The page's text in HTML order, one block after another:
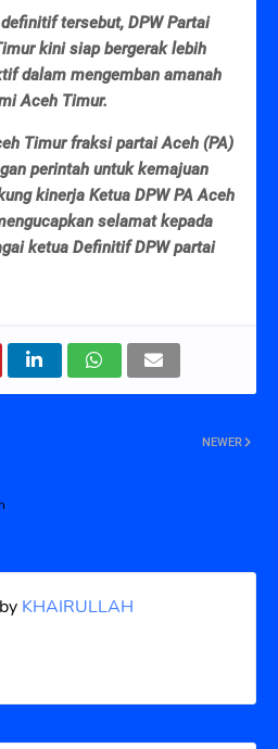
tersebut, DPW Partai
kini siap bergerak lebih
dalam mengemban amanah
Aceh Timur.
Timur fraksi partai Aceh (PA)
perintah untuk kemajuan
kinerja Ketua DPW PA Aceh
selamat kepada
ketua Definitif DPW partai
NEWER
KHAIRULLAH